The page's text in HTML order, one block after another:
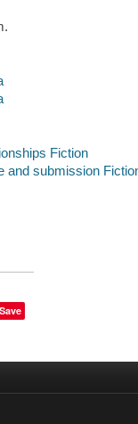
Fiction
and submission
Save